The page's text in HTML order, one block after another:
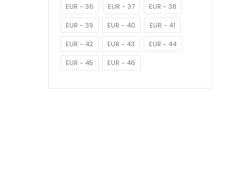
EUR - 36
EUR - 37
EUR - 38
EUR - 39
EUR - 40
EUR - 41
EUR - 42
EUR - 43
EUR - 44
EUR - 45
EUR - 46